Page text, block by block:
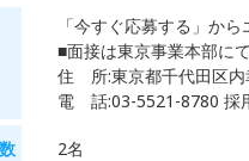
「今すぐ応募する」か
■面接は東京事業本部に
住 所:東京都千代田区
電 話:03-5521-8780 採
2名